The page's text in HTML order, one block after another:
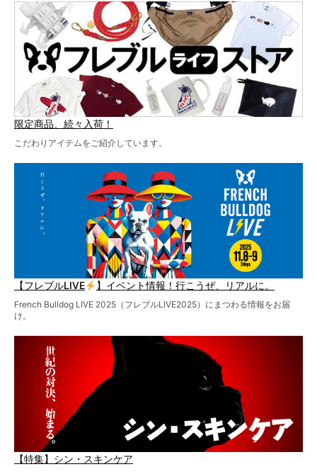
ど、内容盛りだくさんでお送りしていますので、最後まで
お見逃しなく！
限定商品、続々入荷！
こだわりアイテムをご紹介しています。
【フレブルLIVE 】イベント情報！行こうぜ、リアルに。
French Bulldog LIVE 2025（フレブルLIVE2025）にまつわる情報をお届
け。
【特集】シン・スキンケア